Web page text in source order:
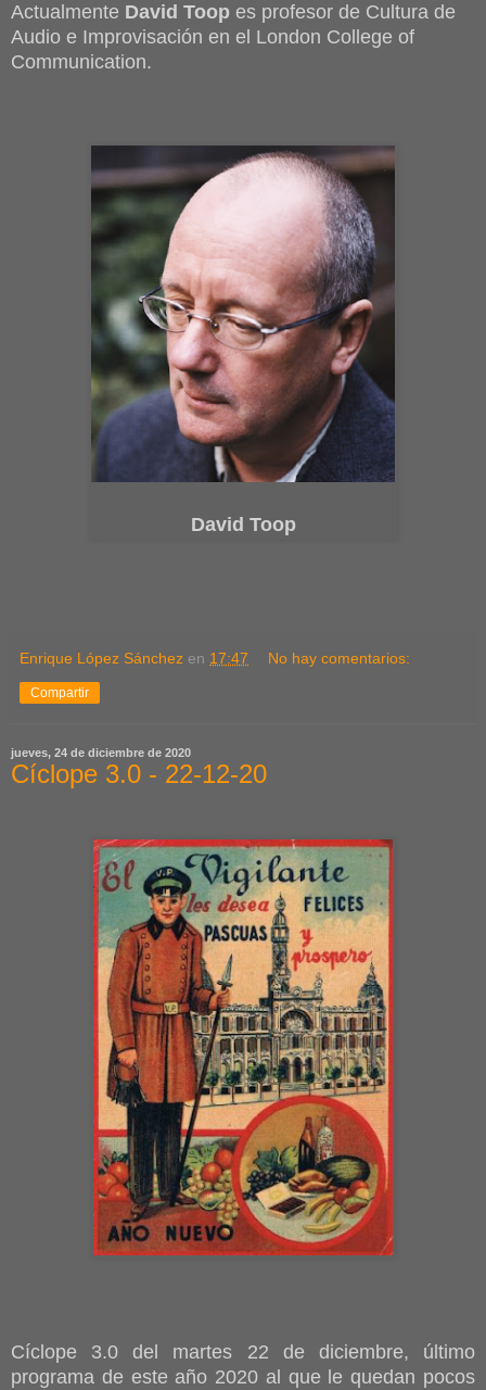
Actualmente David Toop es profesor de Cultura de
Audio e Improvisación en el London College of
Communication.
David Toop
Enrique López Sánchez en 17:47 No hay comentarios:
Compartir
jueves, 24 de diciembre de 2020
Cíclope 3.0 - 22-12-20
Cíclope 3.0 del martes 22 de diciembre, último
programa de este año 2020 al que le quedan pocos